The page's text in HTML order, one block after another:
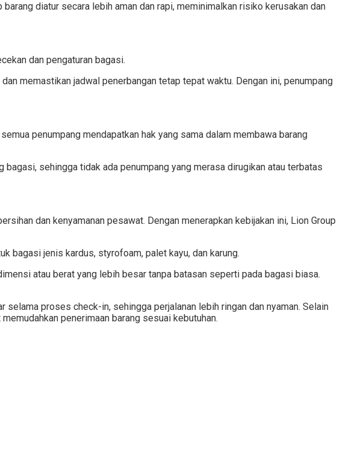
diatur secara lebih aman dan rapi, meminimalkan risiko kerusakan dan
dan pengaturan bagasi.
memastikan jadwal penerbangan tetap tepat waktu. Dengan ini, penumpang
penumpang mendapatkan hak yang sama dalam membawa barang
sehingga tidak ada penumpang yang merasa dirugikan atau terbatas
dan kenyamanan pesawat. Dengan menerapkan kebijakan ini, Lion Group
bagasi jenis kardus, styrofoam, palet kayu, dan karung.
atau berat yang lebih besar tanpa batasan seperti pada bagasi biasa.
proses check-in, sehingga perjalanan lebih ringan dan nyaman. Selain
penerimaan barang sesuai kebutuhan.